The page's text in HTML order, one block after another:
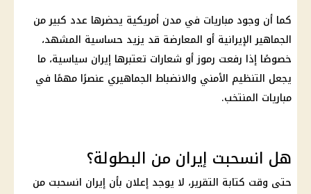
كما أن وجود مباريات في مدن أمريكية يحضرها عدد كبير من
الجماهير الإيرانية أو المعارضة قد يزيد حساسية المشهد،
خصوصًا إذا رفعت رموز أو شعارات تعتبرها إيران سياسية، ما
يجعل التنظيم الأمني والانضباط الجماهيري عنصرًا مهمًا في
مباريات المنتخب.
هل انسحبت إيران من البطولة؟
حتى وقت كتابة التقرير، لا يوجد إعلان بأن إيران انسحبت من